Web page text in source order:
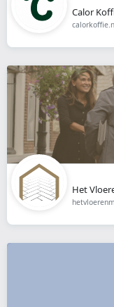
Calor
Het